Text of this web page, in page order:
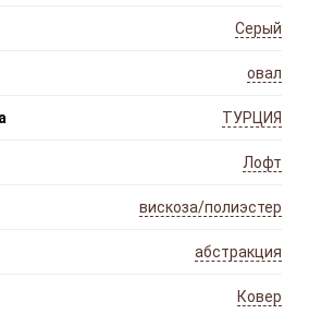
Серый
овал
ТУРЦИЯ
Лофт
вискоза/полиэстер
абстракция
Ковер